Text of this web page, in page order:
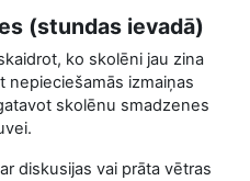
(stundas ievadā)
ko skolēni jau zina
nepieciešamās izmaiņas
skolēnu smadzenes
diskusijas vai prāta vētras